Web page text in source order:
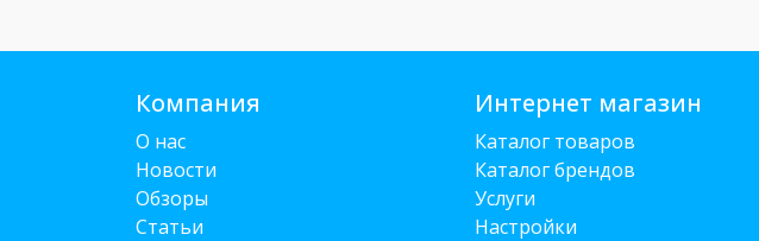
Компания
О нас
Новости
Обзоры
Статьи
Интернет магазин
Каталог товаров
Каталог брендов
Услуги
Настройки